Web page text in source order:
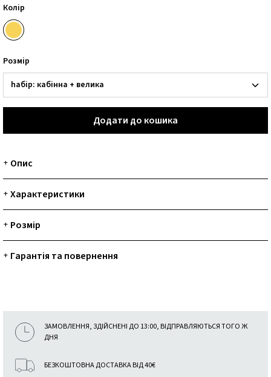
Колір
Розмір
Додати до кошика
+ Опис
+ Характеристики
+ Розмір
+ Гарантія та повернення
ЗАМОВЛЕННЯ, ЗДІЙСНЕНІ ДО 13:00, ВІДПРАВЛЯЮТЬСЯ ТОГО Ж
ДНЯ
БЕЗКОШТОВНА ДОСТАВКА ВІД 40€